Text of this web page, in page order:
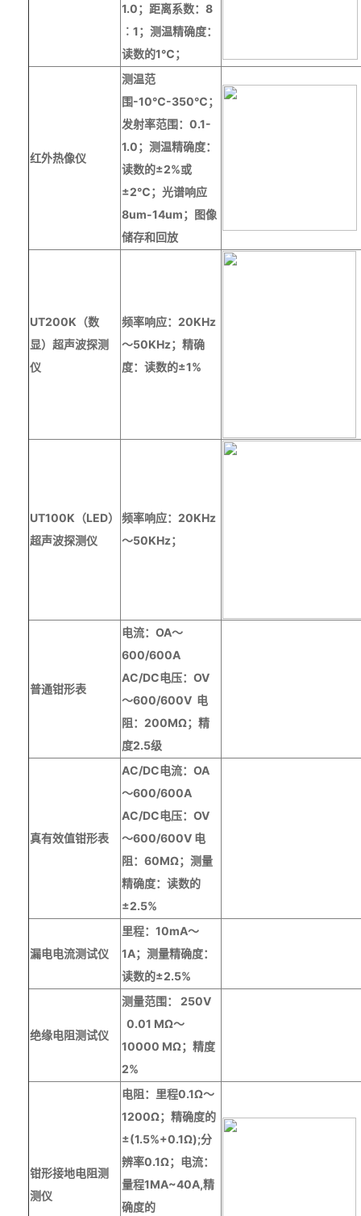
1.0；距离系数： 8
︰ 1；测温精确度：
读数的1℃；
红外热像仪
测温范
围-10℃-350℃；
发射率范围： 0.1-
1.0；测温精确度：
读数的±2%或
±2℃；光谱响应
8um-14um；图像
储存和回放
UT200K（数
显） 超声波探测
仪
频率响应： 20KHz
～50KHz；精确
度：读数的±1%
UT100K（LED）
超声波探测仪
频率响应： 20KHz
～50KHz；
普通钳形表
电流： OA～
600/600A
AC/DC电压： OV
～600/600V 电
阻： 200MΩ；精
度2.5级
真有效值钳形表
AC/DC电流： OA
～600/600A
AC/DC电压： OV
～600/600V 电
阻： 60MΩ；测量
精确度：读数的
±2.5%
漏电电流测试仪
里程： 10mA～
1A；测量精确度：
读数的±2.5%
绝缘电阻测试仪
测量范围：
250V
0.01 MΩ～
10000 MΩ；精度
2%
钳形接地电阻测
测仪
电阻：里程0.1Ω～
1200Ω；精确度的
±(1.5%+0.1Ω);分
辨率0.1Ω；电流：
量程1MA~40A,精
确度的